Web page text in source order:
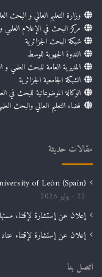
وزارة التعليم العالي و البحث
مركز البحث في الإعلام العلمي
شبكة البحث الجزائرية
الندوة الجهوية للوسط
المديرية العامة للبحث العلمي و
الشبكة الجامعية الجزائرية
الوكالة الموضوعاتية للبحث في
فضاء التعليم العالي والبحث
مقالات حديثة
of León (Spain)
22 يوليو 2026
إعلان عن إستشارة لإقتناء
إعلان عن إستشارة لإقتناء
اتصل بنا